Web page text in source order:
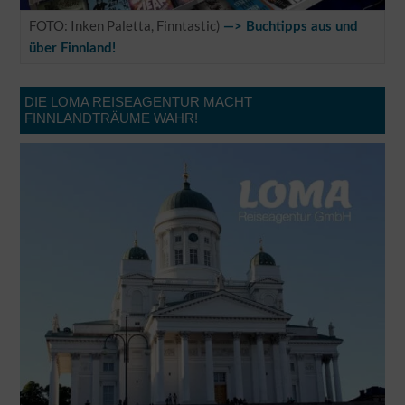
FOTO: Inken Paletta, Finntastic) —> Buchtipps aus und
über Finnland!
DIE LOMA REISEAGENTUR MACHT
FINNLANDTRÄUME WAHR!